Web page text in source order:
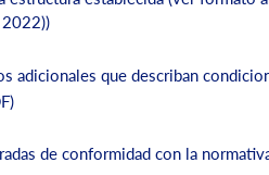
adicionales que describan
de conformidad con la